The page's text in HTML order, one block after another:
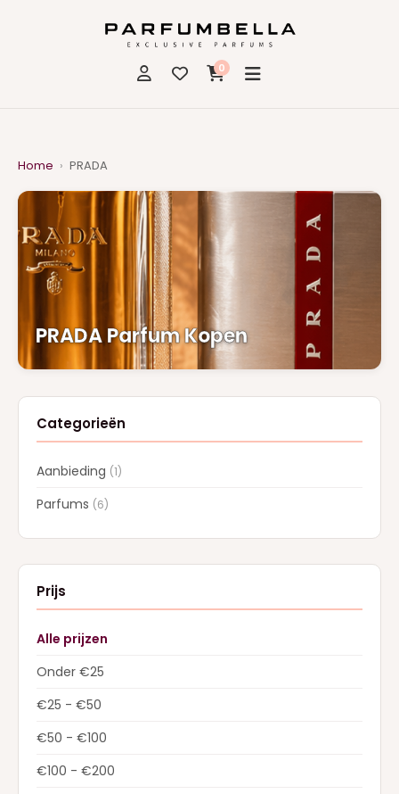
0
Home › PRADA
PRADA Parfum Kopen
Categorieën
Aanbieding (1)
Parfums (6)
Prijs
Alle prijzen
Onder €25
€25 - €50
€50 - €100
€100 - €200